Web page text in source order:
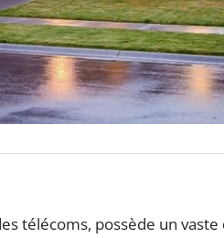
télécoms, possède un